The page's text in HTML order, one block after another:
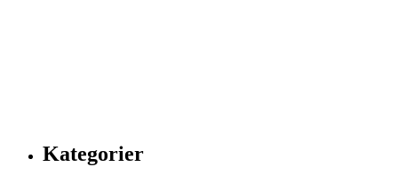
Kategorier